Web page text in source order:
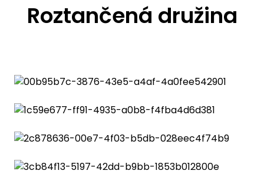
Roztančená družina